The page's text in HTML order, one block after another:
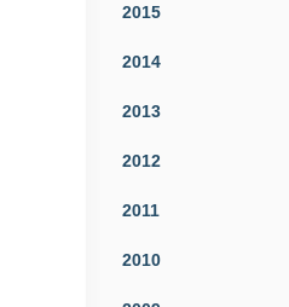
2015
2014
2013
2012
2011
2010